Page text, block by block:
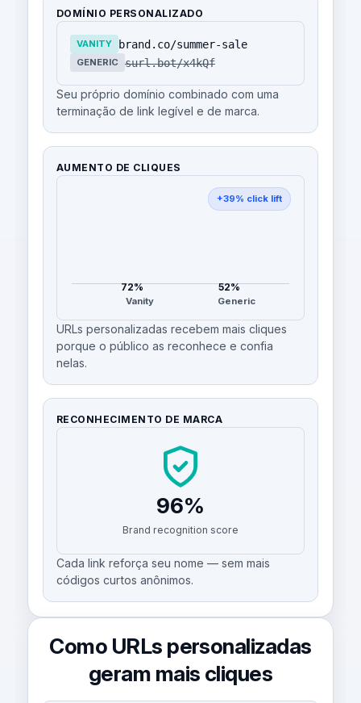
DOMÍNIO PERSONALIZADO
VANITY brand.co/summer-sale
GENERIC surl.bot/x4kQf
Seu próprio domínio combinado com uma
terminação de link legível e de marca.
AUMENTO DE CLIQUES
+39% click lift
72%
Vanity
52%
Generic
URLs personalizadas recebem mais cliques
porque o público as reconhece e confia
nelas.
RECONHECIMENTO DE MARCA
96%
Brand recognition score
Cada link reforça seu nome — sem mais
códigos curtos anônimos.
Como URLs personalizadas
geram mais cliques